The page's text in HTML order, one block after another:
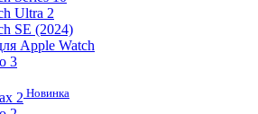
Ultra 2
SE (2024)
Apple Watch
3
2 Новинка